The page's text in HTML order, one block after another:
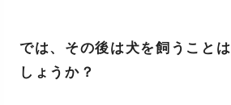
では、その後は犬を飼うこと
しょうか？